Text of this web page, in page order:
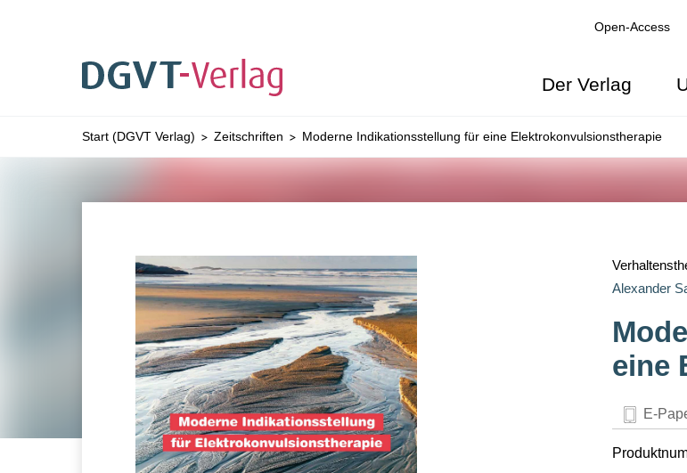
ZUM HAUPTINHALT SPRINGEN ZUR SUCHE SPRINGEN
Open-Access
Der Verlag
Sie befinden sich hier:
Start (DGVT Verlag) Zeitschriften Moderne Indikationsstellung für eine Elektrokonvulsionstherapie
Alexander
eine
E-